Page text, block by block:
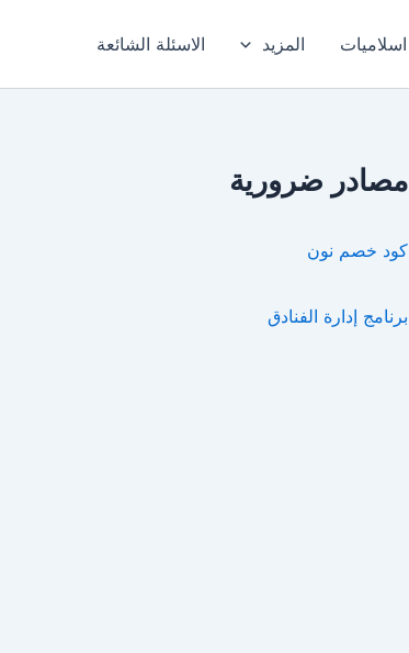
اسلاميات المزيد الاسئلة الشائعة
مصادر ضرورية
كود خصم نون
برنامج إدارة الفنادق